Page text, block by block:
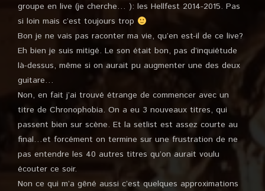
groupe en live (je cherche… ): les Hellfest 2014-2015. Pas
si loin mais c’est toujours trop
Bon je ne vais pas raconter ma vie, qu’en est-il de ce live?
Eh bien je suis mitigé. Le son était bon, pas d’inquiétude
là-dessus, même si on aurait pu augmenter une des deux
guitare…
Non, en fait j’ai trouvé étrange de commencer avec un
titre de Chronophobia. On a eu 3 nouveaux titres, qui
passent bien sur scène. Et la setlist est assez courte au
final…et forcément on termine sur une frustration de ne
pas entendre les 40 autres titres qu’on aurait voulu
écouter ce soir.
Non ce qui m’a gêné aussi c’est quelques approximations